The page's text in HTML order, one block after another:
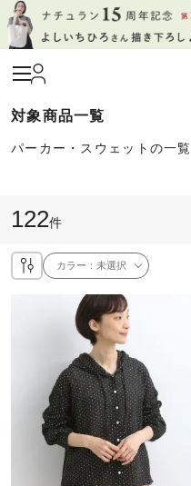
パーカー・スウェットの一覧
122件
カラー：未選択